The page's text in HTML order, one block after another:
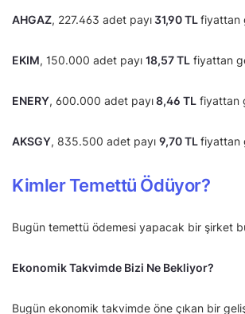
AHGAZ, 227.463 adet payı31,90 TLfiyattan
EKIM, 150.000 adet payı 18,57 TL fiyattan
ENERY, 600.000 adet payı8,46 TL fiyattan
AKSGY, 835.500 adet payı 9,70 TLfiyattan
Kimler Temettü Ödüyor?
Bugün temettü ödemesi yapacak bir şirket
Ekonomik Takvimde Bizi Ne Bekliyor?
Bugün ekonomik takvimde öne çıkan bir